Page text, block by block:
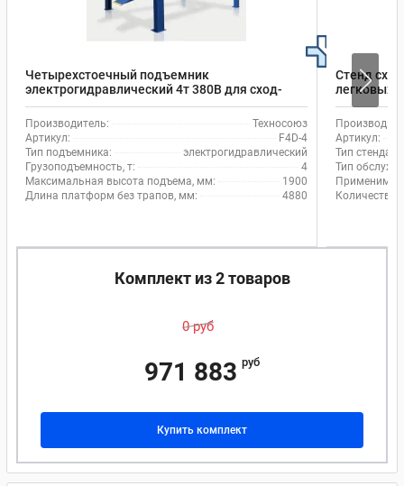
Четырехстоечный подъемник
электрогидравлический 4т 380В для сход-
развала EQFS F4D-4 с траверсой
Производитель:
Техносоюз
Артикул:
F4D-4
Тип подъемника:
электрогидравлический
Грузоподъемность, т:
4
Максимальная высота подъема, мм:
1900
Длина платформ без трапов, мм:
4880
Стенд
легковых
TAB
Артикул:
Тип стенда
Тип
Количество
Комплект из 2 товаров
0 руб
971 883 руб
Купить комплект